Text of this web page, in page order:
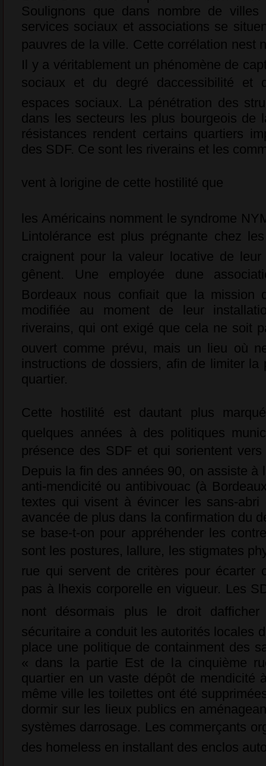
Soulignons que dans nombre de
services sociaux et associations se
pauvres de la ville. Cette corrélation nest
Il y a véritablement un phénomène de
sociaux et du degré daccessibilité et
espaces sociaux. La pénétration des
dans les secteurs les plus bourgeois de
résistances rendent certains quartiers
des SDF. Ce sont les riverains et les
vent à lorigine de cette hostilité que
les Américains nomment le syndrome
Lintolérance est plus prégnante chez
craignent pour la valeur locative de
gênent. Une employée dune
Bordeaux nous confiait que la mission
modifiée au moment de leur
riverains, qui ont exigé que cela ne soit
ouvert comme prévu, mais un lieu où
instructions de dossiers, afin de limiter
quartier.
Cette hostilité est dautant plus
quelques années à des politiques
présence des SDF et qui sorientent
Depuis la fin des années 90, on assiste à
anti-mendicité ou antibivouac (à
textes qui visent à évincer les sans-
avancée de plus dans la confirmation du
se base-t-on pour appréhender les
sont les postures, lallure, les stigmates
rue qui servent de critères pour écarter
pas à lhexis corporelle en vigueur. Les
nont désormais plus le droit
sécuritaire a conduit les autorités locales
place une politique de containment des
« dans la partie Est de la cinquième
quartier en un vaste dépôt de mendicité
même ville les toilettes ont été
dormir sur les lieux publics en
systèmes darrosage. Les commerçants
des homeless en installant des enclos